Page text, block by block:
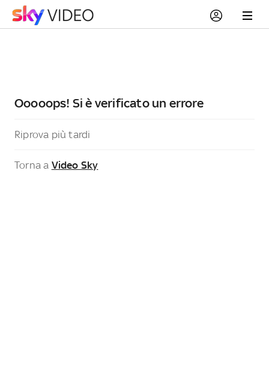
Ooooops! Si è verificato un errore
Riprova più tardi
Torna a Video Sky